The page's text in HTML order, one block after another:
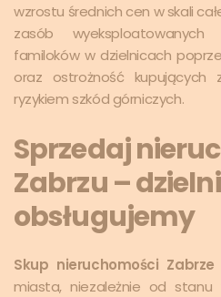
wzrostu średnich cen w skali
zasób
familoków w dzielnicach
oraz ostrożność kupujących
ryzykiem szkód górniczych.
Sprzedaj
Zabrzu –
obsługujemy
Skup nieruchomości Zabrze
miasta, niezależnie od stanu